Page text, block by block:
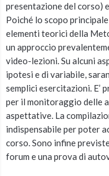
presentazione del corso)
Poiché lo scopo
elementi teorici della
un approccio
video-lezioni. Su alcuni
ipotesi e di variabile,
semplici esercitazioni. E’
per il monitoraggio delle
aspettative. La
indispensabile per poter
corso. Sono infine
forum e una prova di